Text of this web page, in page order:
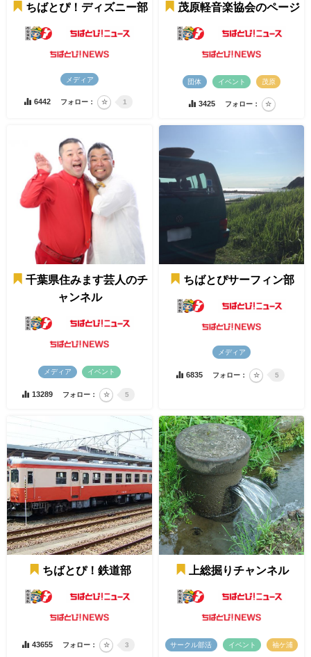
ちばとぴ！ディズニー部
メディア
6442 フォロー： 1
茂原軽音楽協会のページ
団体 イベント 茂原
3425 フォロー：
千葉県住みます芸人のチ
ャンネル
メディア イベント
13289 フォロー： 5
ちばとぴサーフィン部
メディア
6835 フォロー： 5
ちばとぴ！鉄道部
43655 フォロー： 3
上総掘りチャンネル
サークル部活 イベント 袖ケ浦